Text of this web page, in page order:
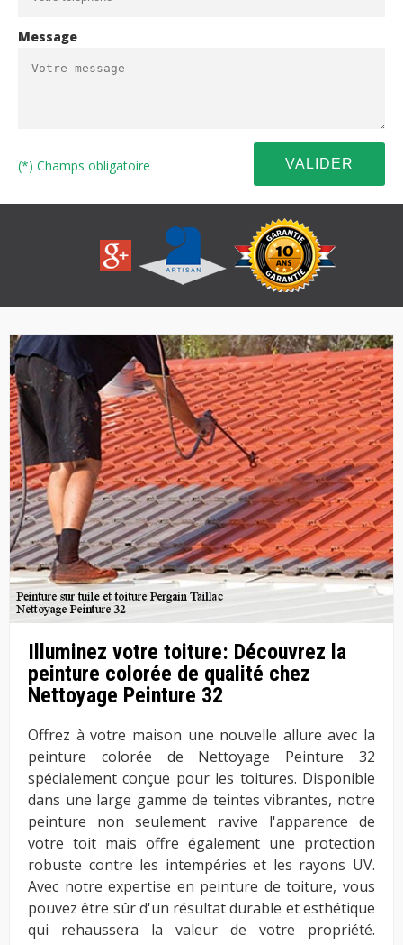
Message
(*) Champs obligatoire
Illuminez votre toiture: Découvrez la
peinture colorée de qualité chez
Nettoyage Peinture 32
Offrez à votre maison une nouvelle allure avec la
peinture colorée de Nettoyage Peinture 32
spécialement conçue pour les toitures. Disponible
dans une large gamme de teintes vibrantes, notre
peinture non seulement ravive l'apparence de
votre toit mais offre également une protection
robuste contre les intempéries et les rayons UV.
Avec notre expertise en peinture de toiture, vous
pouvez être sûr d'un résultat durable et esthétique
qui rehaussera la valeur de votre propriété.